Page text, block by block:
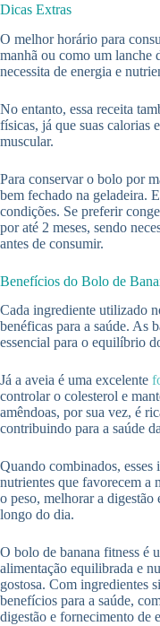
Dicas Extras
O melhor horário para
manhã ou como um lanche
necessita de energia e
No entanto, essa receita
físicas, já que suas calorias
muscular.
Para conservar o bolo por
bem fechado na geladeira.
condições. Se preferir
por até 2 meses, sendo
antes de consumir.
Benefícios do Bolo de
Cada ingrediente utilizado
benéficas para a saúde. As
essencial para o equilíbrio
Já a aveia é uma excelente
controlar o colesterol e
amêndoas, por sua vez, é
contribuindo para a saúde
Quando combinados,
nutrientes que favorecem a
o peso, melhorar a digestão
longo do dia.
O bolo de banana fitness é
alimentação equilibrada e
gostosa. Com ingredientes
benefícios para a saúde,
digestão e fornecimento de